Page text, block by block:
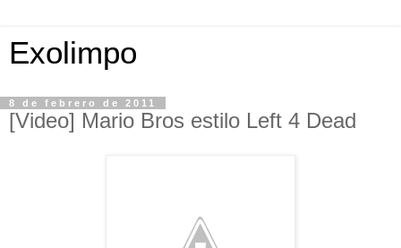
Exolimpo
8 de febrero de 2011
[Video] Mario Bros estilo Left 4 Dead